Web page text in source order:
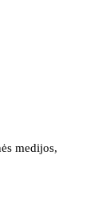
medijos,